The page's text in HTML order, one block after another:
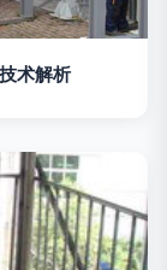
术解析